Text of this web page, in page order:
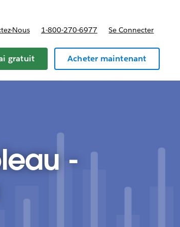
Nous 1-800-270-6977 Se Connecter
gratuit Acheter maintenant
-